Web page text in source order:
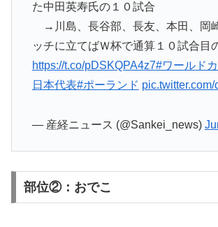
た中田英寿氏の１０試合
→川島、長谷部、長友、本田、岡
ッチに立てばＷ杯で通算１０試合目
https://t.co/pDSKQPA4z7#ワールド
日本代表#ポーランド
— 産経ニュース (@Sankei_news)
部位②：おでこ